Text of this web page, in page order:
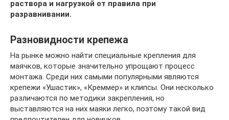
раствора и нагрузкой от правила при
разравнивании.
Разновидности крепежа
На рынке можно найти специальные крепления для
маячков, которые значительно упрощают процесс
монтажа. Среди них самыми популярными являются
крепежи «Ушастик», «Креммер» и клипсы. Они несколько
различаются по методики закрепления, но
выставляются на них маяки легко, поэтому такой вид